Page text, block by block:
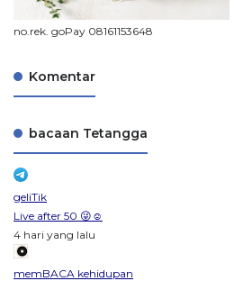
no.rek. goPay 08161153648
Komentar
bacaan Tetangga
geliTik
Live after 50 😜☺️
4 hari yang lalu
memBACA kehidupan